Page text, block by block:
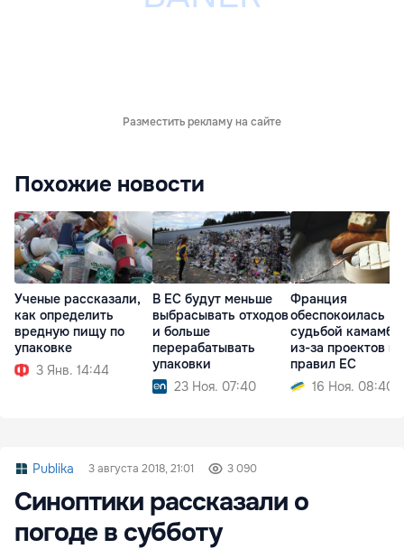
Разместить рекламу на сайте
Похожие новости
Ученые рассказали,
как определить
вредную пищу по
упаковке
3 Янв. 14:44
В ЕС будут меньше
выбрасывать отходов
и больше
перерабатывать
упаковки
23 Ноя. 07:40
Франция
обеспокоилась
судьбой
из-за проектов
правил ЕС
16 Ноя. 08:40
Publika 3 августа 2018, 21:01 3 090
Синоптики рассказали о
погоде в субботу